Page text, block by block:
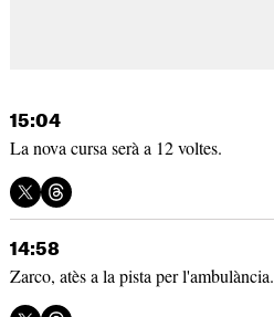
15:04
La nova cursa serà a 12 voltes.
14:58
Zarco, atès a la pista per l'ambulància.